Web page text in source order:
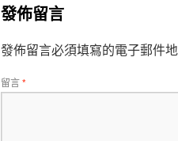
發佈留言
發佈留言必須填寫的電子郵件
留言*